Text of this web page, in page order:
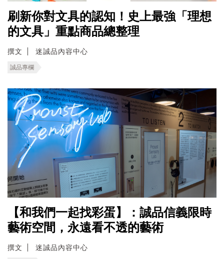
刷新你對文具的認知！史上最強「理想
的文具」重點商品總整理
撰文 迷誠品內容中心
誠品專欄
【和我們一起找彩蛋】：誠品信義限時
藝術空間，永遠看不透的藝術
撰文 迷誠品內容中心